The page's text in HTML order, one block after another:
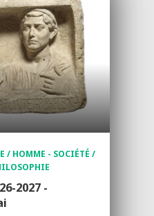
/ HOMME - SOCIÉTÉ /
2027 -